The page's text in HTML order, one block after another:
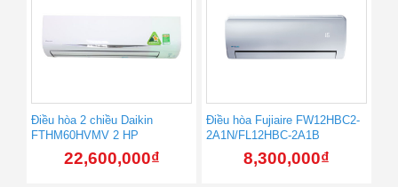
Điều hòa 2 chiều Daikin
FTHM60HVMV 2 HP
22,600,000₫
Điều hòa Fujiaire FW12HBC2-
2A1N/FL12HBC-2A1B
8,300,000₫